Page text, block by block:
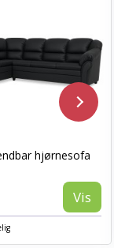
hjørnesofa
Vis